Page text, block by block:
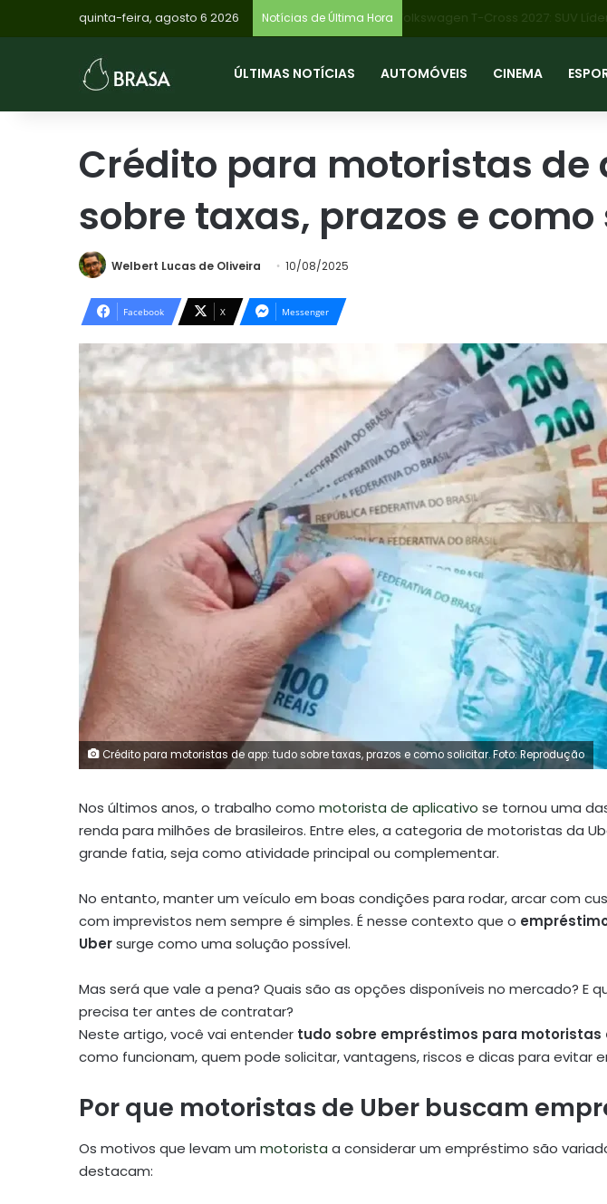
quinta-feira, agosto 6 2026 Notícias de Última Hora
ÚLTIMAS NOTÍCIAS AUTOMÓVEIS CINEMA
Crédito para motoristas de
sobre taxas, prazos e
Welbert Lucas de Oliveira 10/08/2025
Facebook X Messenger
Crédito para motoristas de app: tudo sobre taxas, prazos e como solicitar. Foto: Reprodução
Nos últimos anos, o trabalho como motorista de aplicativo se tornou uma
renda para milhões de brasileiros. Entre eles, a categoria de motoristas da
grande fatia, seja como atividade principal ou complementar.
No entanto, manter um veículo em boas condições para rodar, arcar com
com imprevistos nem sempre é simples. É nesse contexto que o
Ubersurge como uma solução possível.
Mas será que vale a pena? Quais são as opções disponíveis no mercado? E
precisa ter antes de contratar?
Neste artigo, você vai entender tudo sobre empréstimos para motoristas
como funcionam, quem pode solicitar, vantagens, riscos e dicas para evitar
Por que motoristas de Uber buscam
Os motivos que levam um motorista a considerar um empréstimo são
destacam: